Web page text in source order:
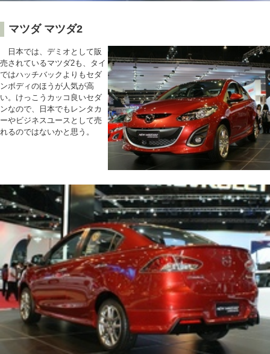
マツダ マツダ2
日本では、デミオとして販
売されているマツダ2も、タイ
ではハッチバックよりもセダ
ンボディのほうが人気が高
い。けっこうカッコ良いセダ
ンなので、日本でもレンタカ
ーやビジネスユースとして売
れるのではないかと思う。